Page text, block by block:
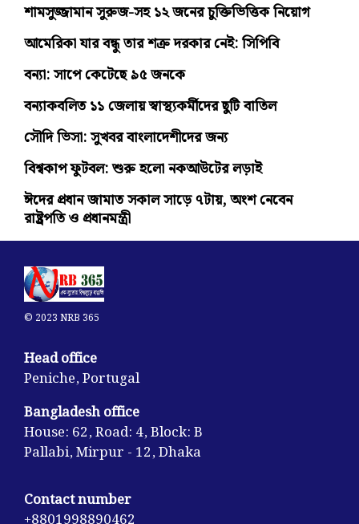
শামসুজ্জামান সুরুজ-সহ ১২ জনের চুক্তিভিত্তিক নিয়োগ
আমেরিকা যার বন্ধু তার শত্রু দরকার নেই: সিপিবি
বন্যা: সাপে কেটেছে ৯৫ জনকে
বন্যাকবলিত ১১ জেলায় স্বাস্থ্যকর্মীদের ছুটি বাতিল
সৌদি ভিসা: সুখবর বাংলাদেশীদের জন্য
বিশ্বকাপ ফুটবল: শুরু হলো নকআউটের লড়াই
ঈদের প্রধান জামাত সকাল সাড়ে ৭টায়, অংশ নেবেন
রাষ্ট্রপতি ও প্রধানমন্ত্রী
© 2023 NRB 365
Head office
Peniche, Portugal
Bangladesh office
House: 62, Road: 4, Block: B
Pallabi, Mirpur - 12, Dhaka
Contact number